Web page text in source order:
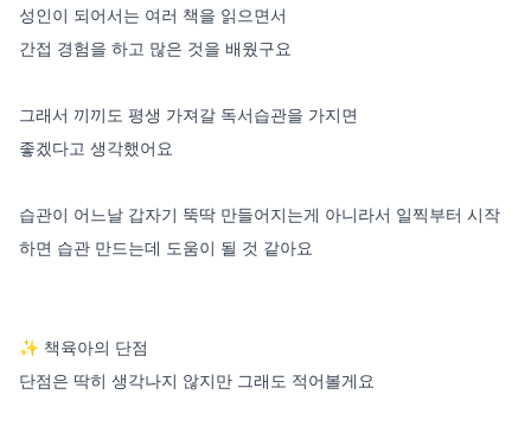
성인이 되어서는 여러 책을 읽으면서
간접 경험을 하고 많은 것을 배웠구요
그래서 끼끼도 평생 가져갈 독서습관을 가지면
좋겠다고 생각했어요
습관이 어느날 갑자기 뚝딱 만들어지는게 아니라서 일찍부터 시작
하면 습관 만드는데 도움이 될 것 같아요
✨️ 책육아의 단점
단점은 딱히 생각나지 않지만 그래도 적어볼게요